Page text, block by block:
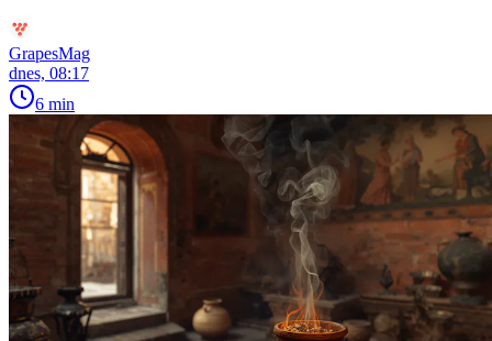
GrapesMag
dnes, 08:17
6 min